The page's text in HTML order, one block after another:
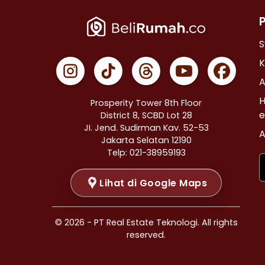
Properti Dijual di Johar Baru >
Properti Dijual di Menteng >
Properti Dijual di Tanah Abang >
Properti Dijual di Kramat >
Properti Dijual di Bendungan Hilir >
Properti Dijual di Jakarta Selatan >
Properti Dijual di Cilandak >
Properti Dijual di Gandaria Selatan >
Properti Dijual di Cipete Selatan >
Properti Dijual di Lenteng Agung >
Properti Dijual di Pondok Pinang >
Properti Dijual di Kebayoran Baru >
Properti Dijual di Mampang Prapatan >
Prosperity Tower 8th Floor
District 8, SCBD Lot 28
JI. Jend. Sudirman Kav. 52-53
Jakarta Selatan 12190
Telp: 021-38959193
Lihat di Google Maps
© 2026 - PT Real Estate Teknologi. All rights
reserved.